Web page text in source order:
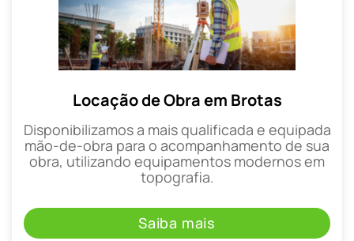
Locação de Obra em Brotas
Disponibilizamos a mais qualificada e equipada
mão-de-obra para o acompanhamento de sua
obra, utilizando equipamentos modernos em
topografia.
Saiba mais